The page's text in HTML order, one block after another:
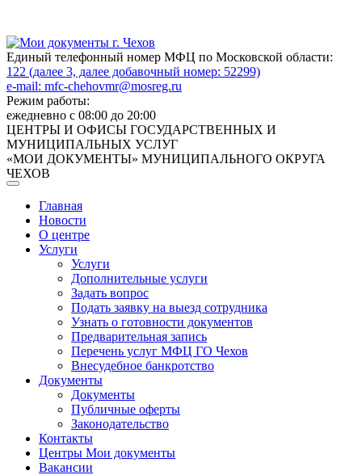
Единый телефонный номер МФЦ по Московской области:
122 (далее 3, далее добавочный номер: 52299)
e-mail: mfc-chehovmr@mosreg.ru
Режим работы:
ежедневно с 08:00 до 20:00
ЦЕНТРЫ И ОФИСЫ ГОСУДАРСТВЕННЫХ И
МУНИЦИПАЛЬНЫХ УСЛУГ
«МОИ ДОКУМЕНТЫ» МУНИЦИПАЛЬНОГО ОКРУГА
ЧЕХОВ
Главная
Новости
О центре
Услуги
Услуги
Дополнительные услуги
Задать вопрос
Подать заявку на выезд сотрудника
Узнать о готовности документов
Предварительная запись
Перечень услуг МФЦ ГО Чехов
Внесудебное банкротство
Документы
Документы
Публичные оферты
Законодательство
Контакты
Центры Мои документы
Вакансии